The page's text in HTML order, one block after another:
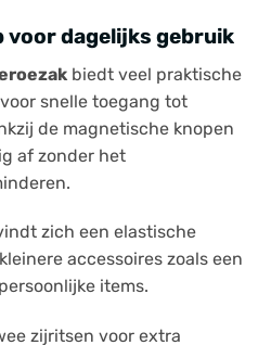
dagelijks gebruik
biedt veel praktische
snelle toegang tot
de magnetische knopen
af zonder het
zich een elastische
accessoires zoals een
items.
zijritsen voor extra